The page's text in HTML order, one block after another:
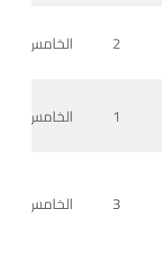
2 الخامس
1 الخامس
3 الخامس